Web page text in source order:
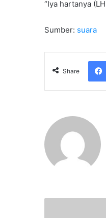
“Iya hartanya
Sumber: suara
Share